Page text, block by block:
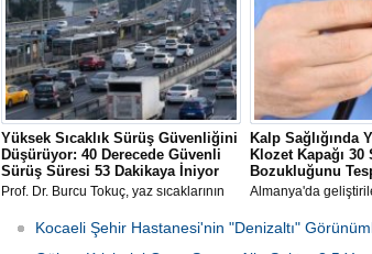
üzerinde vatandaşa emzirme eğitimi
sağlandığını açıkladı.
Yüksek Sıcaklık Sürüş Güvenliğini
Düşürüyor: 40 Derecede Güvenli
Sürüş Süresi 53 Dakikaya İniyor
Prof. Dr. Burcu Tokuç, yaz sıcaklarının
yavaşlamasına yol açtığını belirterek, 40
dereceye yaklaşan sıcaklıklarda güvenli
Kalp Sağlığında
Klozet Kapağı
Bozukluğunu
Almanya'da
kullanımla atriyal
Kocaeli Şehir Hastanesi'nin "Denizaltı"